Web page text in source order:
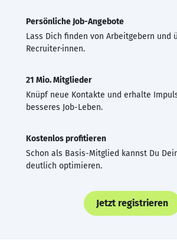
Persönliche Job-Angebote
Lass Dich finden von Arbeitgebern und
Recruiter·innen.
21 Mio. Mitglieder
Knüpf neue Kontakte und erhalte
besseres Job-Leben.
Kostenlos profitieren
Schon als Basis-Mitglied kannst Du
deutlich optimieren.
Jetzt registrieren